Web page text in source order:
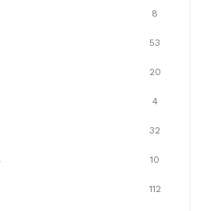
8
53
20
4
32
10
112